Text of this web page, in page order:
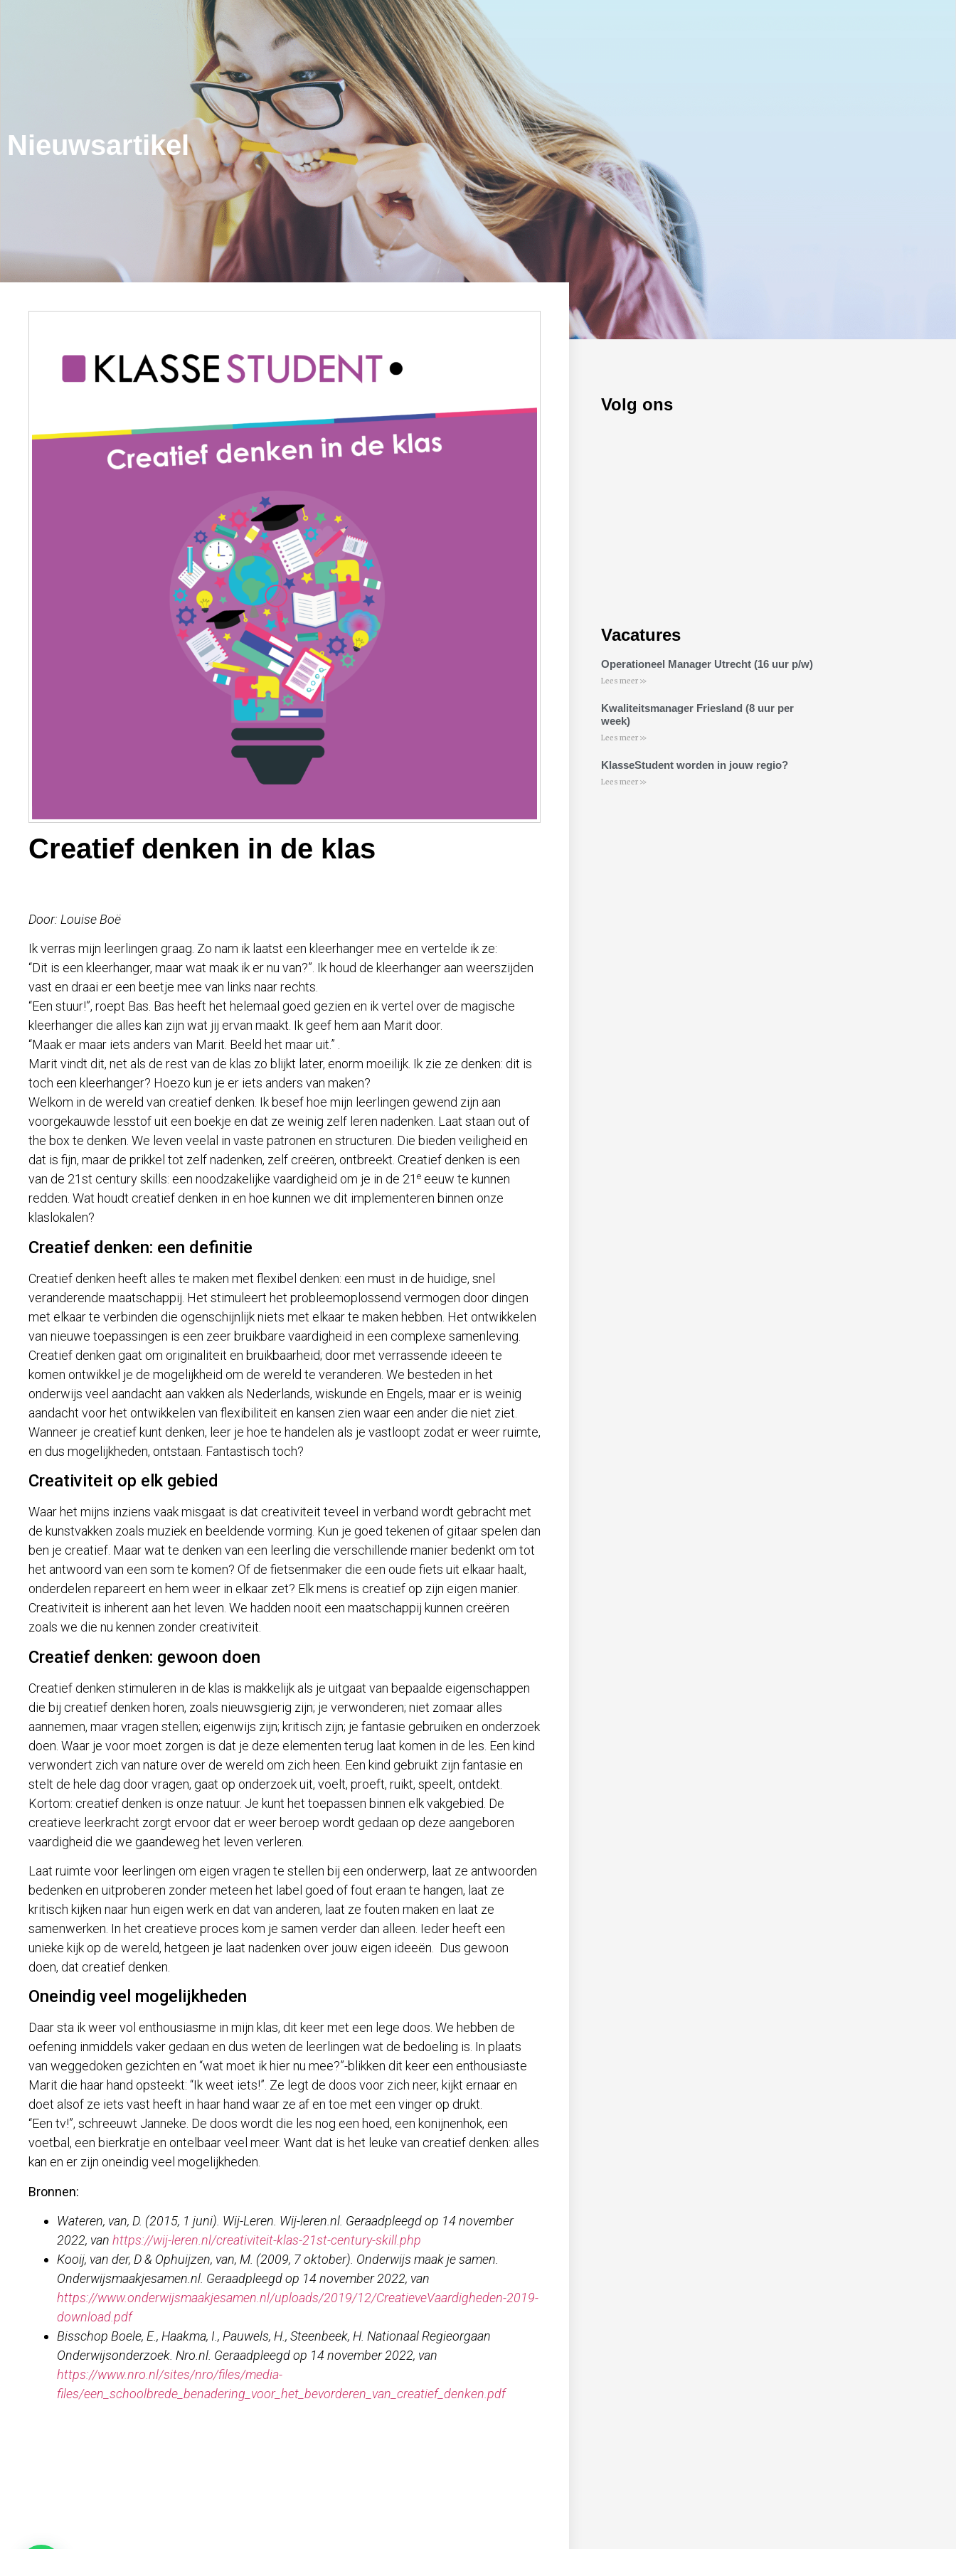
Nieuwsartikel
Creatief denken in de klas
Door: Louise Boë
Ik verras mijn leerlingen graag. Zo nam ik laatst een kleerhanger mee en vertelde ik ze:
“Dit is een kleerhanger, maar wat maak ik er nu van?”. Ik houd de kleerhanger aan weerszijden
vast en draai er een beetje mee van links naar rechts.
“Een stuur!”, roept Bas. Bas heeft het helemaal goed gezien en ik vertel over de magische
kleerhanger die alles kan zijn wat jij ervan maakt. Ik geef hem aan Marit door.
“Maak er maar iets anders van Marit. Beeld het maar uit.” .
Marit vindt dit, net als de rest van de klas zo blijkt later, enorm moeilijk. Ik zie ze denken: dit is
toch een kleerhanger? Hoezo kun je er iets anders van maken?
Welkom in de wereld van creatief denken. Ik besef hoe mijn leerlingen gewend zijn aan
voorgekauwde lesstof uit een boekje en dat ze weinig zelf leren nadenken. Laat staan out of
the box te denken. We leven veelal in vaste patronen en structuren. Die bieden veiligheid en
dat is fijn, maar de prikkel tot zelf nadenken, zelf creëren, ontbreekt. Creatief denken is een
van de 21st century skills: een noodzakelijke vaardigheid om je in de 21 e eeuw te kunnen
redden. Wat houdt creatief denken in en hoe kunnen we dit implementeren binnen onze
klaslokalen?
Creatief denken: een definitie
Creatief denken heeft alles te maken met flexibel denken: een must in de huidige, snel
veranderende maatschappij. Het stimuleert het probleemoplossend vermogen door dingen
met elkaar te verbinden die ogenschijnlijk niets met elkaar te maken hebben. Het ontwikkelen
van nieuwe toepassingen is een zeer bruikbare vaardigheid in een complexe samenleving.
Creatief denken gaat om originaliteit en bruikbaarheid; door met verrassende ideeën te
komen ontwikkel je de mogelijkheid om de wereld te veranderen. We besteden in het
onderwijs veel aandacht aan vakken als Nederlands, wiskunde en Engels, maar er is weinig
aandacht voor het ontwikkelen van flexibiliteit en kansen zien waar een ander die niet ziet.
Wanneer je creatief kunt denken, leer je hoe te handelen als je vastloopt zodat er weer ruimte,
en dus mogelijkheden, ontstaan. Fantastisch toch?
Creativiteit op elk gebied
Waar het mijns inziens vaak misgaat is dat creativiteit teveel in verband wordt gebracht met
de kunstvakken zoals muziek en beeldende vorming. Kun je goed tekenen of gitaar spelen dan
ben je creatief. Maar wat te denken van een leerling die verschillende manier bedenkt om tot
het antwoord van een som te komen? Of de fietsenmaker die een oude fiets uit elkaar haalt,
onderdelen repareert en hem weer in elkaar zet? Elk mens is creatief op zijn eigen manier.
Creativiteit is inherent aan het leven. We hadden nooit een maatschappij kunnen creëren
zoals we die nu kennen zonder creativiteit.
Creatief denken: gewoon doen
Creatief denken stimuleren in de klas is makkelijk als je uitgaat van bepaalde eigenschappen
die bij creatief denken horen, zoals nieuwsgierig zijn; je verwonderen; niet zomaar alles
aannemen, maar vragen stellen; eigenwijs zijn; kritisch zijn; je fantasie gebruiken en onderzoek
doen. Waar je voor moet zorgen is dat je deze elementen terug laat komen in de les. Een kind
verwondert zich van nature over de wereld om zich heen. Een kind gebruikt zijn fantasie en
stelt de hele dag door vragen, gaat op onderzoek uit, voelt, proeft, ruikt, speelt, ontdekt.
Kortom: creatief denken is onze natuur. Je kunt het toepassen binnen elk vakgebied. De
creatieve leerkracht zorgt ervoor dat er weer beroep wordt gedaan op deze aangeboren
vaardigheid die we gaandeweg het leven verleren.
Laat ruimte voor leerlingen om eigen vragen te stellen bij een onderwerp, laat ze antwoorden
bedenken en uitproberen zonder meteen het label goed of fout eraan te hangen, laat ze
kritisch kijken naar hun eigen werk en dat van anderen, laat ze fouten maken en laat ze
samenwerken. In het creatieve proces kom je samen verder dan alleen. Ieder heeft een
unieke kijk op de wereld, hetgeen je laat nadenken over jouw eigen ideeën. Dus gewoon
doen, dat creatief denken.
Oneindig veel mogelijkheden
Daar sta ik weer vol enthousiasme in mijn klas, dit keer met een lege doos. We hebben de
oefening inmiddels vaker gedaan en dus weten de leerlingen wat de bedoeling is. In plaats
van weggedoken gezichten en “wat moet ik hier nu mee?”-blikken dit keer een enthousiaste
Marit die haar hand opsteekt: “Ik weet iets!”. Ze legt de doos voor zich neer, kijkt ernaar en
doet alsof ze iets vast heeft in haar hand waar ze af en toe met een vinger op drukt.
“Een tv!”, schreeuwt Janneke. De doos wordt die les nog een hoed, een konijnenhok, een
voetbal, een bierkratje en ontelbaar veel meer. Want dat is het leuke van creatief denken: alles
kan en er zijn oneindig veel mogelijkheden.
Bronnen:
Wateren, van, D. (2015, 1 juni). Wij-Leren. Wij-leren.nl. Geraadpleegd op 14 november
2022, van https://wij-leren.nl/creativiteit-klas-21st-century-skill.php
Kooij, van der, D & Ophuijzen, van, M. (2009, 7 oktober). Onderwijs maak je samen.
Onderwijsmaakjesamen.nl. Geraadpleegd op 14 november 2022, van
https://www.onderwijsmaakjesamen.nl/uploads/2019/12/CreatieveVaardigheden-2019-
download.pdf
Bisschop Boele, E., Haakma, I., Pauwels, H., Steenbeek, H. Nationaal Regieorgaan
Onderwijsonderzoek. Nro.nl. Geraadpleegd op 14 november 2022, van
https://www.nro.nl/sites/nro/files/media-
files/een_schoolbrede_benadering_voor_het_bevorderen_van_creatief_denken.pdf
Volg ons
Vacatures
Operationeel Manager Utrecht (16 uur p/w)
Lees meer >>
Kwaliteitsmanager Friesland (8 uur per
week)
Lees meer >>
KlasseStudent worden in jouw regio?
Lees meer >>